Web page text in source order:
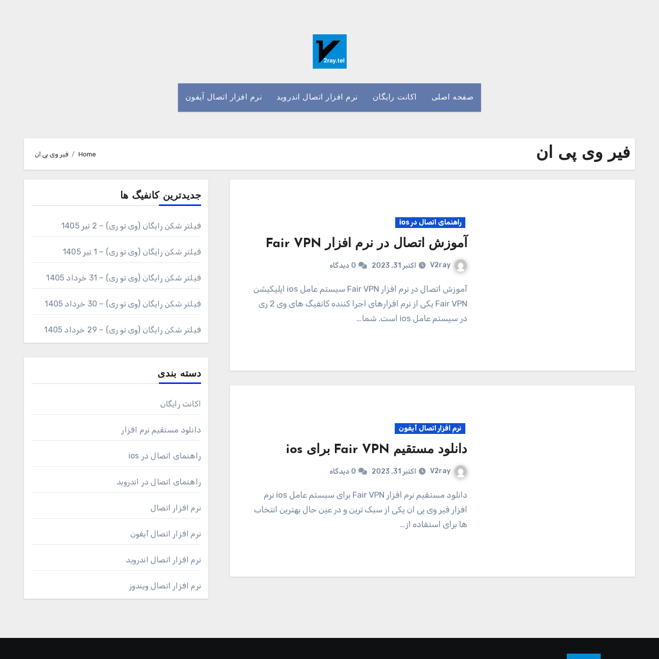
صفحه اصلی اکانت رایگان نرم افزار اتصال اندروید نرم افزار اتصال آیفون
فیر وی پی ان Home فیر وی پی ان
راهنمای اتصال در ios
آموزش اتصال در نرم افزار Fair VPN
V2ray اکتبر 31, 2023 0 دیدگاه
آموزش اتصال در نرم افزار Fair VPN سیستم عامل ios اپلیکیشن
Fair VPN یکی از نرم افزارهای اجرا کننده کانفیگ های وی 2 ری
در سیستم عامل ios است. شما…
نرم افزار اتصال آیفون
دانلود مستقیم Fair VPN برای ios
V2ray اکتبر 31, 2023 0 دیدگاه
دانلود مستقیم نرم افزار Fair VPN برای سیستم عامل ios نرم
افزار فیر وی پی ان یکی از سبک ترین و در عین حال بهترین انتخاب
ها برای استفاده از…
جدیدترین کانفیگ ها
فیلتر شکن رایگان (وی تو ری) – 2 تیر 1405
فیلتر شکن رایگان (وی تو ری) – 1 تیر 1405
فیلتر شکن رایگان (وی تو ری) – 31 خرداد 1405
فیلتر شکن رایگان (وی تو ری) – 30 خرداد 1405
فیلتر شکن رایگان (وی تو ری) – 29 خرداد 1405
دسته بندی
اکانت رایگان
دانلود مستقیم نرم افزار
راهنمای اتصال در ios
راهنمای اتصال در اندروید
نرم افزار اتصال
نرم افزار اتصال آیفون
نرم افزار اتصال اندروید
نرم افزار اتصال ویندوز